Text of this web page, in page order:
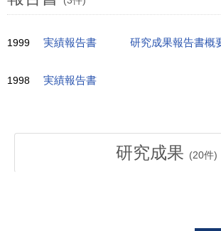
1999 実績報告書 研究成果報告書概
1998 実績報告書
研究成果 (20件)